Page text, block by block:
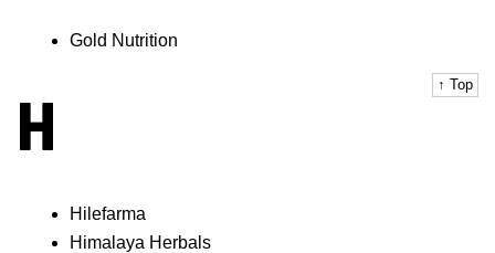
Gold Nutrition
↑ Top
H
Hilefarma
Himalaya Herbals